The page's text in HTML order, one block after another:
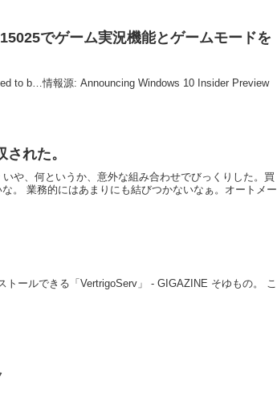
でゲーム実況機能とゲームモードを
to b…情報源: Announcing Windows 10 Insider Preview
れた。
や、何というか、意外な組み合わせでびっくりした。買
。 業務的にはあまりにも結びつかないなぁ。オートメー
ールできる「VertrigoServ」 - GIGAZINE そゆもの。 こ